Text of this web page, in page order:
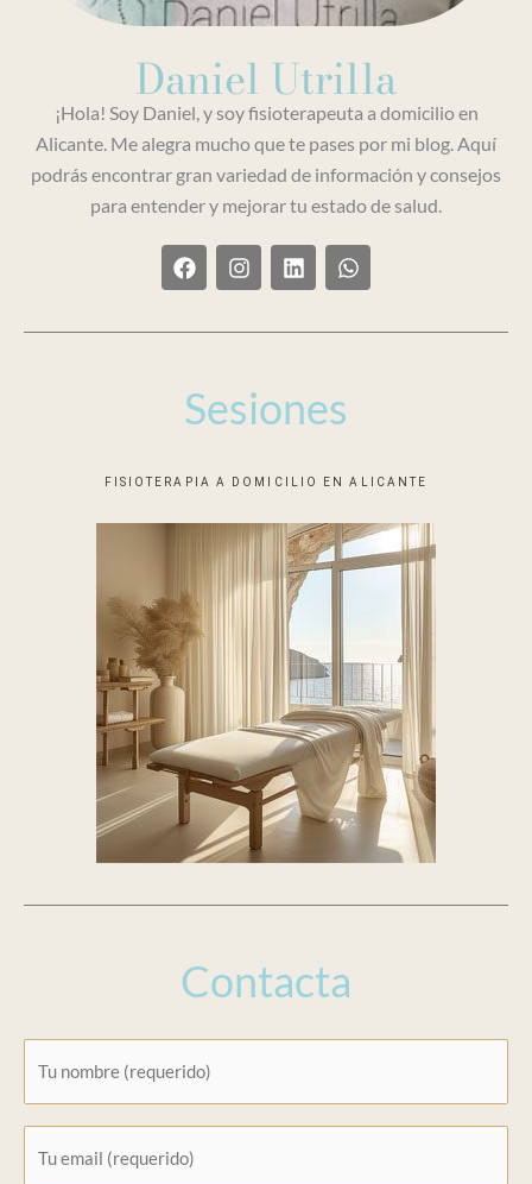
Daniel Utrilla
¡Hola! Soy Daniel, y soy fisioterapeuta a domicilio en
Alicante. Me alegra mucho que te pases por mi blog. Aquí
podrás encontrar gran variedad de información y consejos
para entender y mejorar tu estado de salud.
F
a
o
k
I
n
a
L
i
n
W
h
Sesiones
FISIOTERAPIA A DOMICILIO EN ALICANTE
Contacta